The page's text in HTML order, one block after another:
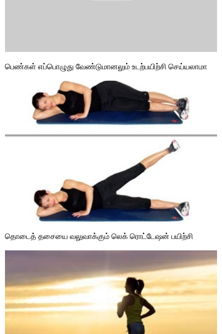
பெண்கள் எப்பொழுது வேண்டுமானலும் உடற்பயிற்சி செய்யலாமா
தொடைத் தசையை வலுவாக்கும் லெக் ரொட்டேஷன் பயிற்சி